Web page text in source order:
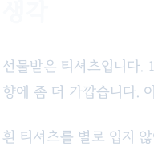
선물받은 티셔츠입니다.
향에 좀 더 가깝습니다.
흰 티셔츠를 별로 입지